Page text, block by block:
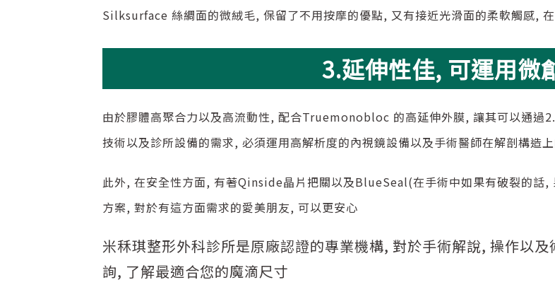
Silksurface 絲綢面的微絨毛, 保留了不用按摩的優點, 又有接近光滑面的柔軟觸感,
3.延伸性佳, 可運用微
由於膠體高聚合力以及高流動性, 配合Truemonobloc 的高延伸外膜, 讓其可以通過
技術以及診所設備的需求, 必須運用高解析度的內視鏡設備以及手術醫師在解剖構造
此外, 在安全性方面, 有著Qinside晶片把關以及BlueSeal(在手術中如果有破裂的話
方案, 對於有這方面需求的愛美朋友, 可以更安心
米秝琪整形外科診所是原廠認證的專業機構, 對於手術解說, 操作以
詢, 了解最適合您的魔滴尺寸